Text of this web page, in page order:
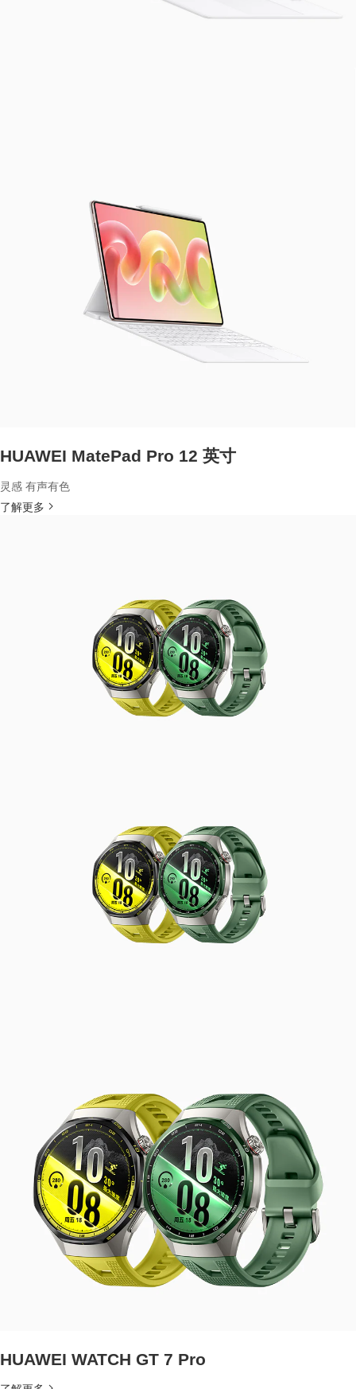
HUAWEI MatePad Pro 12 英寸
灵感 有声有色
了解更多
HUAWEI WATCH GT 7 Pro